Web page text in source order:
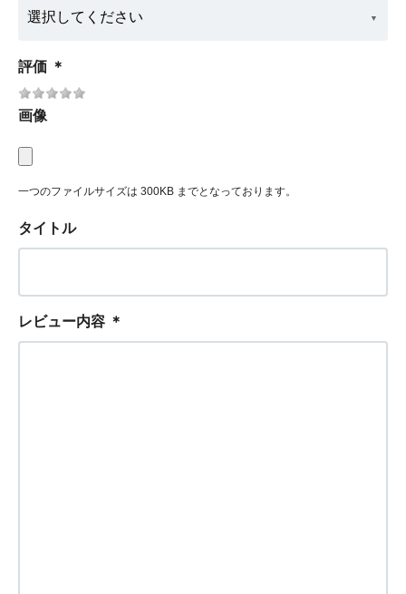
評価 ＊
画像
一つのファイルサイズは 300KB までとなっております。
タイトル
レビュー内容 ＊